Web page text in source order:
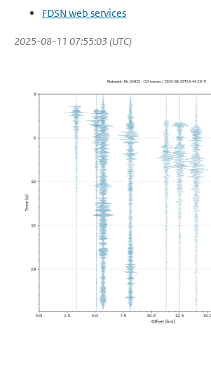
FDSN web services
2025-08-11 07:55:03 (UTC)